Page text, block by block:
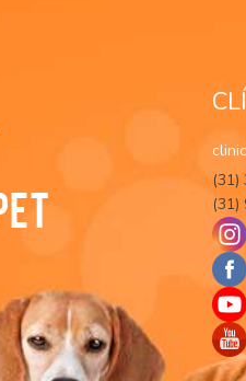
(31)
(31)